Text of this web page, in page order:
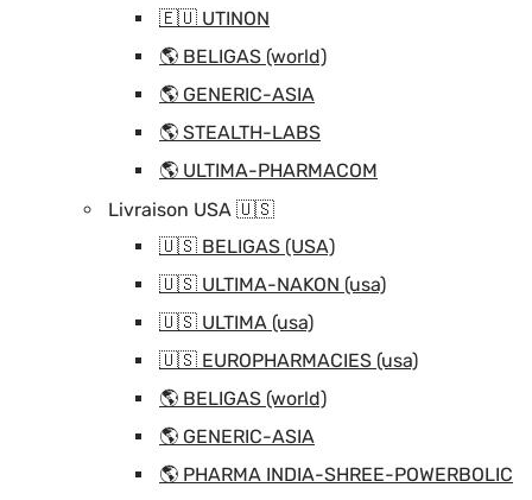
🇪🇺 UTINON
🌎 BELIGAS (world)
🌎 GENERIC-ASIA
🌎 STEALTH-LABS
🌎 ULTIMA-PHARMACOM
Livraison USA 🇺🇸
🇺🇸 BELIGAS (USA)
🇺🇸 ULTIMA-NAKON (usa)
🇺🇸 ULTIMA (usa)
🇺🇸 EUROPHARMACIES (usa)
🌎 BELIGAS (world)
🌎 GENERIC-ASIA
🌎 PHARMA INDIA-SHREE-POWERBOLIC